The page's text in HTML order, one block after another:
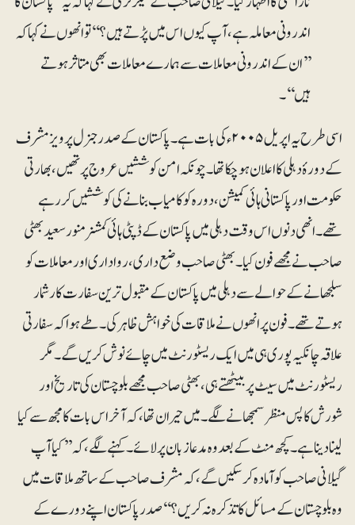
اندرونی معاملہ ہے ، آپ کیوں اس میں پڑتے ہیں؟‘‘ تو انھوں نے کہاکہ
’’ان کے اندرونی معاملات سے ہمارے معاملات بھی متاثر ہوتے
ہیں‘‘۔
اسی طرح یہ اپریل ۲۰۰۵ء کی بات ہے۔پاکستان کے صدر جنرل پرویز مشرف
کے دورۂ دہلی کا اعلان ہوچکا تھا۔ چونکہ امن کوششیں عروج پر تھیں، بھارتی
حکومت اور پاکستانی ہائی کمیشن، دورہ کو کامیاب بنانے کی کوششیں کررہے
تھے۔ انھی دنوں اس وقت دہلی میں پاکستان کے ڈپٹی ہائی کمشنر منور سعید بھٹی
صاحب نے مجھے فون کیا۔ بھٹی صاحب وضع داری،رواداری اور معاملات کو
سلجھانے کے حوالے سے دہلی میں پاکستان کے مقبول ترین سفارت کار شمار
ہوتے تھے۔فون پر انھوں نے ملاقات کی خواہش ظاہر کی۔ طے ہوا کہ سفارتی
علاقہ چانکیہ پوری ہی میں ایک ریسٹورنٹ میں چائے نوش کریں گے۔مگر
ریسٹورنٹ میں سیٹ پر بیٹھتے ہی، بھٹی صاحب مجھے بلوچستان کی تاریخ اور
شورش کا پس منظر سمجھانے لگے۔ میں حیران تھا، کہ آخر اس بات کا مجھ سے کیا
لینا دینا ہے۔ کچھ منٹ کے بعد وہ مدعا زبان پر لائے۔ کہنے لگے ، کہ ’’کیا آپ
گیلانی صاحب کو آمادہ کرسکیں گے، کہ مشرف صاحب کے ساتھ ملاقات میں
وہ بلوچستان کے مسائل کا تذکرہ نہ کریں؟‘‘ صدر پاکستان اپنے دورے کے